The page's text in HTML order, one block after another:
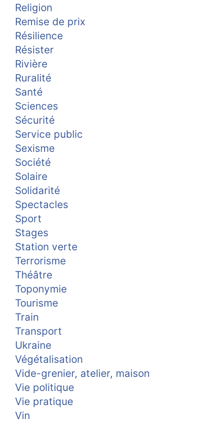
Religion
Remise de prix
Résilience
Résister
Rivière
Ruralité
Santé
Sciences
Sécurité
Service public
Sexisme
Société
Solaire
Solidarité
Spectacles
Sport
Stages
Station verte
Terrorisme
Théâtre
Toponymie
Tourisme
Train
Transport
Ukraine
Végétalisation
Vide-grenier, atelier, maison
Vie politique
Vie pratique
Vin